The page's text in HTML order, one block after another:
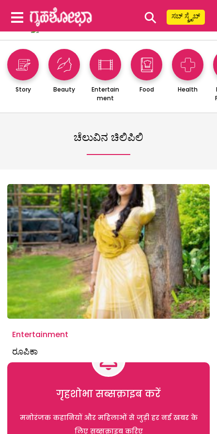
⚲ ಸಬ್ ಸ್ಕ್ರೈಬ್
Story Beauty
Entertain
ment
Food Health
ಚೆಲುವಿನ ಚಿಲಿಪಿಲಿ
Entertainment
ರೂಪಿಕಾ
गृहशोभा सब्सक्राइब करें
मनोरंजक कहानियों और महिलाओं से जुड़ी हर नई खबर के
लिए सब्सक्राइब करिए